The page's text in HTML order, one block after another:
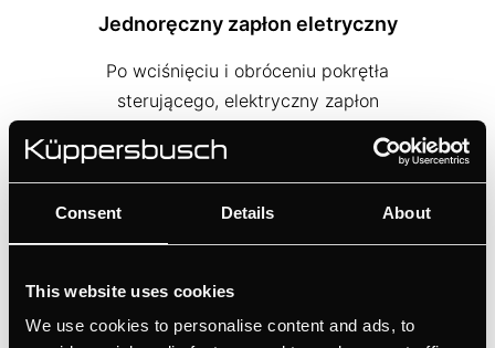
Consent Details About
This website uses cookies
We use cookies to personalise content and ads, to
Jednoręczny zapłon eletryczny
Po wciśnięciu i obróceniu pokrętła
sterującego, elektryczny zapłon
włącza się odpowiednia strefa gotowania.